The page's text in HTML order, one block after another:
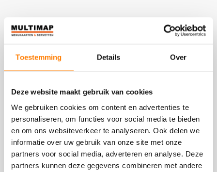
Toestemming Details Over
Deze website maakt gebruik van cookies
We gebruiken cookies om content en advertenties te
personaliseren, om functies voor social media te bieden
en om ons websiteverkeer te analyseren. Ook delen we
informatie over uw gebruik van onze site met onze
partners voor social media, adverteren en analyse. Deze
partners kunnen deze gegevens combineren met andere
Deze producten heb je eerder bekeken
DOOS 600 STUKS